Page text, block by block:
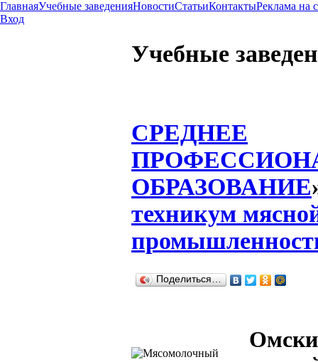
ГлавнаяУчебные заведенияНовостиСтатьиКонтактыРеклама на
Вход
Учебные
СРЕДНЕЕ
ОБРАЗОВАНИЕ
техникум
Поделиться…